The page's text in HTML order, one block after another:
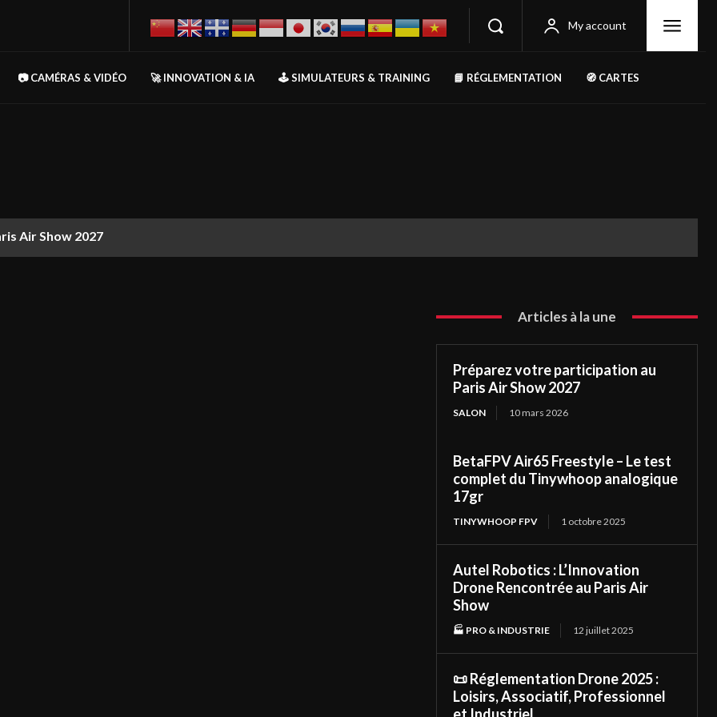
My account
📷 CAMÉRAS & VIDÉO 🚀 INNOVATION & IA 🕹️ SIMULATEURS & TRAINING 📘 RÉGLEMENTATION 🧭 CARTES
Air Show 2027
Articles à la une
Préparez votre participation au
Paris Air Show 2027
SALON 10 mars 2026
BetaFPV Air65 Freestyle – Le test
complet du Tinywhoop analogique
17gr
TINYWHOOP FPV 1 octobre 2025
Autel Robotics : L’Innovation
Drone Rencontrée au Paris Air
Show
🏭 PRO & INDUSTRIE 12 juillet 2025
📜 Réglementation Drone 2025 :
Loisirs, Associatif, Professionnel